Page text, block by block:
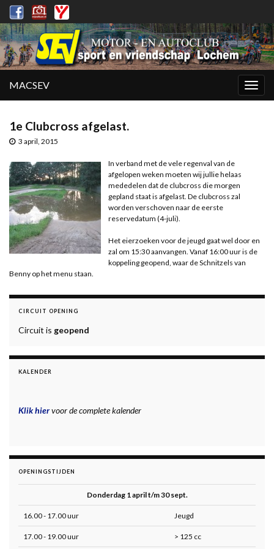
MACSEV
1e Clubcross afgelast.
3 april, 2015
In verband met de vele regenval van de
afgelopen weken moeten wij jullie helaas
mededelen dat de clubcross die morgen
gepland staat is afgelast. De clubcross zal
worden verschoven naar de eerste
reservedatum (4-juli).
Het eierzoeken voor de jeugd gaat wel door en
zal om 15:30 aanvangen. Vanaf 16:00 uur is de
koppeling geopend, waar de Schnitzels van
Benny op het menu staan.
CIRCUIT OPENING
Circuit is geopend
KALENDER
Klik hiervoor de complete kalender
OPENINGSTIJDEN
Donderdag 1 april t/m 30 sept.
16.00 - 17.00 uur Jeugd
17.00 - 19.00 uur > 125 cc